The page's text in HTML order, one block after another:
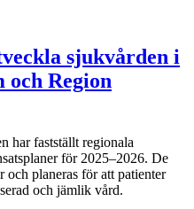
sjukvården i
och Region
har fastställt regionala
för 2025–2026. De
och planeras för att patienter
och jämlik vård.